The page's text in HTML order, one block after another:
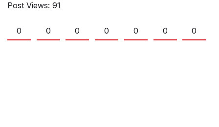
Post Views: 91
0 0 0 0 0 0 0